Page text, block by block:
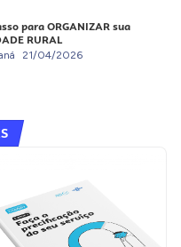
para ORGANIZAR sua
RURAL
21/04/2026